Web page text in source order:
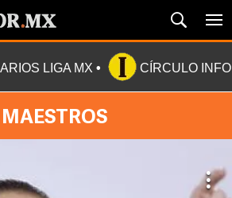
LIGA MX CÍRCULO
MAESTROS